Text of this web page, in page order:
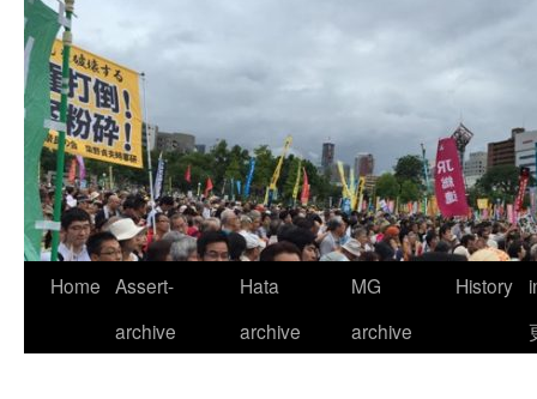
ッ
プ
Home Assert-
archive
Hata
archive
MG
archive
History